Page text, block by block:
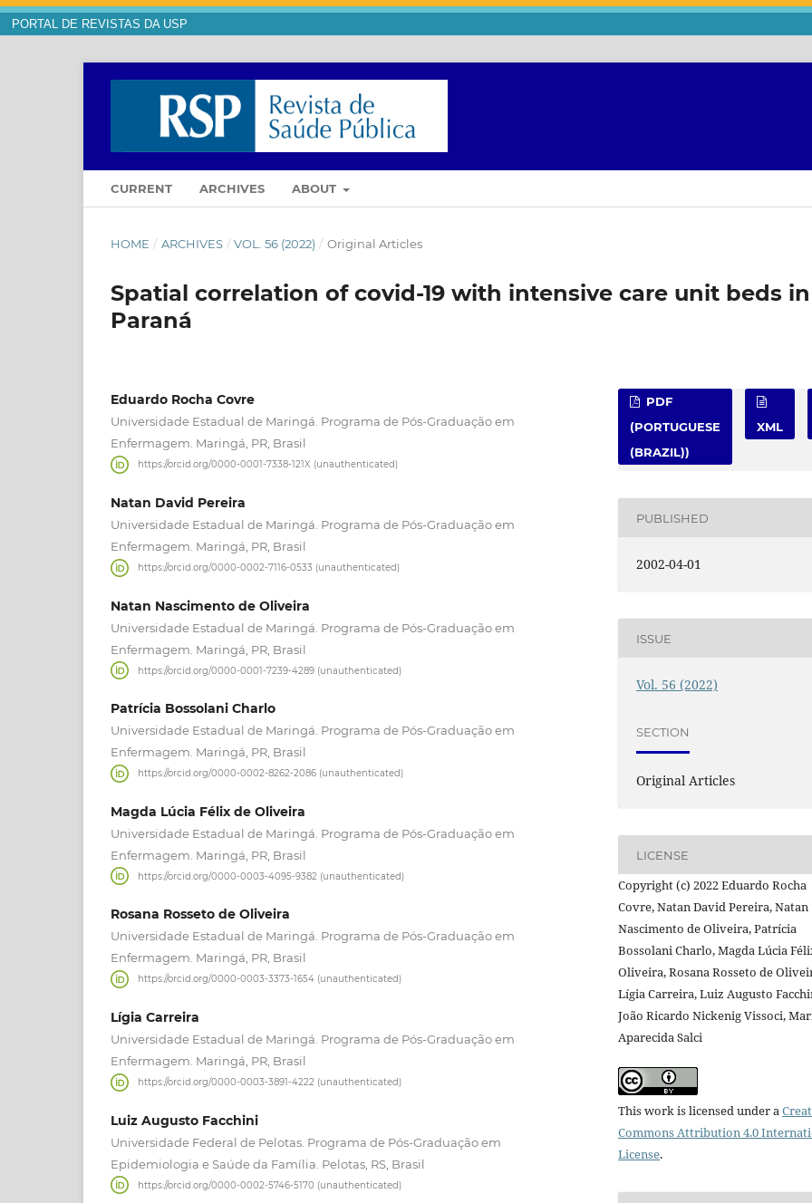
PORTAL DE REVISTAS DA USP
CURRENT ARCHIVES ABOUT
HOME / ARCHIVES / VOL. 56 (2022) / Original Articles
Spatial correlation of covid-19 with intensive care unit beds in
Paraná
Eduardo Rocha Covre
Universidade Estadual de Maringá. Programa de Pós-Graduação em
Enfermagem. Maringá, PR, Brasil
https://orcid.org/0000-0001-7338-121X (unauthenticated)
Natan David Pereira
Universidade Estadual de Maringá. Programa de Pós-Graduação em
Enfermagem. Maringá, PR, Brasil
https://orcid.org/0000-0002-7116-0533 (unauthenticated)
Natan Nascimento de Oliveira
Universidade Estadual de Maringá. Programa de Pós-Graduação em
Enfermagem. Maringá, PR, Brasil
https://orcid.org/0000-0001-7239-4289 (unauthenticated)
Patrícia Bossolani Charlo
Universidade Estadual de Maringá. Programa de Pós-Graduação em
Enfermagem. Maringá, PR, Brasil
https://orcid.org/0000-0002-8262-2086 (unauthenticated)
Magda Lúcia Félix de Oliveira
Universidade Estadual de Maringá. Programa de Pós-Graduação em
Enfermagem. Maringá, PR, Brasil
https://orcid.org/0000-0003-4095-9382 (unauthenticated)
Rosana Rosseto de Oliveira
Universidade Estadual de Maringá. Programa de Pós-Graduação em
Enfermagem. Maringá, PR, Brasil
https://orcid.org/0000-0003-3373-1654 (unauthenticated)
Lígia Carreira
Universidade Estadual de Maringá. Programa de Pós-Graduação em
Enfermagem. Maringá, PR, Brasil
https://orcid.org/0000-0003-3891-4222 (unauthenticated)
Luiz Augusto Facchini
Universidade Federal de Pelotas. Programa de Pós-Graduação em
Epidemiologia e Saúde da Família. Pelotas, RS, Brasil
https://orcid.org/0000-0002-5746-5170 (unauthenticated)
PDF
(PORTUGUESE
(BRAZIL))
XML
PUBLISHED
2002-04-01
ISSUE
Vol. 56 (2022)
SECTION
Original Articles
LICENSE
Copyright (c) 2022 Eduardo Rocha
Covre, Natan David Pereira, Natan
Nascimento de Oliveira, Patrícia
Bossolani Charlo, Magda Lúcia
Oliveira, Rosana Rosseto de
Lígia Carreira, Luiz Augusto
João Ricardo Nickenig Vissoci,
Aparecida Salci
This work is licensed under a
Commons Attribution 4.0
License.